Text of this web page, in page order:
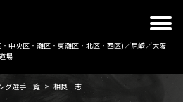
中央区・灘区・東灘区・北区・西区)／尼崎／大阪
場
グ選手一覧 > 相良一志